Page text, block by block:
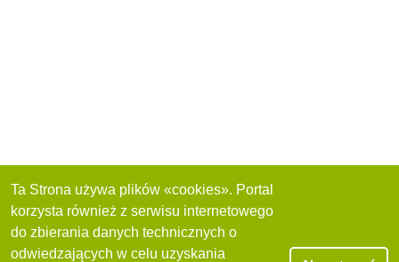
Ta Strona używa plików «cookies». Portal
korzysta również z serwisu internetowego
do zbierania danych technicznych o
odwiedzających w celu uzyskania